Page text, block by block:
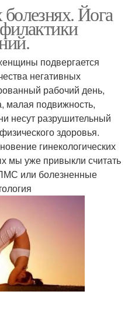
Йога
подвергается
негативных
рабочий день,
малая подвижность,
несут разрушительный
здоровья.
гинекологических
мы уже привыкли считать
или болезненные